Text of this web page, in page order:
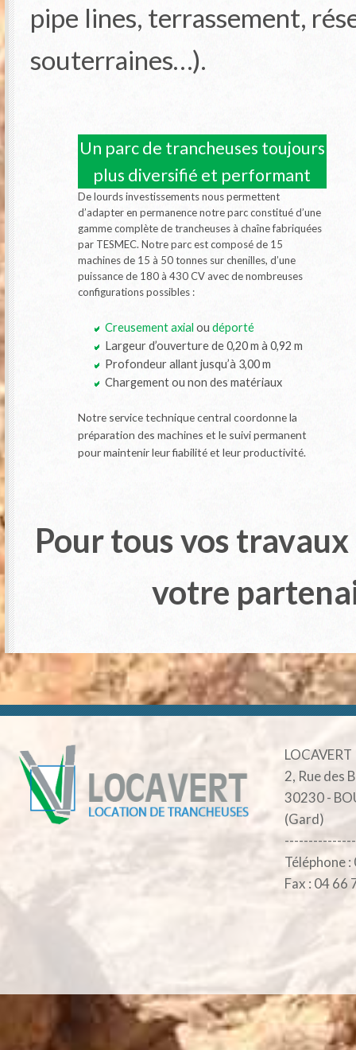
pipe lines, terrassement,
souterraines…).
Un parc de trancheuses toujours
plus diversifié et performant
De lourds investissements nous permettent
d’adapter en permanence notre parc constitué d’une
gamme complète de trancheuses à chaîne fabriquées
par TESMEC. Notre parc est composé de 15
machines de 15 à 50 tonnes sur chenilles, d’une
puissance de 180 à 430 CV avec de nombreuses
configurations possibles :
Creusement axial ou déporté
Largeur d’ouverture de 0,20 m à 0,92 m
Profondeur allant jusqu’à 3,00 m
Chargement ou non des matériaux
Notre service technique central coordonne la
préparation des machines et le suivi permanent
pour maintenir leur fiabilité et leur productivité.
Pour tous vos travaux
votre
LOCAVERT
2, Rue des
30230 -
(Gard)
Téléphone
Fax : 04 66